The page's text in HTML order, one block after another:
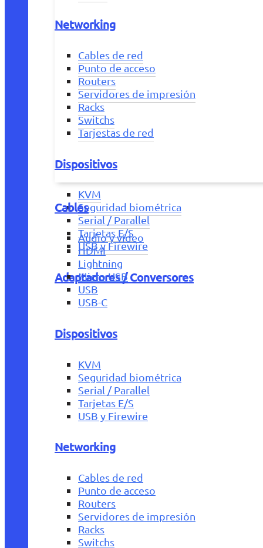
Networking
Cables de red
Punto de acceso
Routers
Servidores de impresión
Racks
Switchs
Tarjestas de red
Dispositivos
KVM
Seguridad biométrica
Serial / Parallel
Tarjetas E/S
USB y Firewire
Adaptadores / Conversores
Cables
Audio y vídeo
HDMI
Lightning
Micro USB
USB
USB-C
Dispositivos
KVM
Seguridad biométrica
Serial / Parallel
Tarjetas E/S
USB y Firewire
Networking
Cables de red
Punto de acceso
Routers
Servidores de impresión
Racks
Switchs